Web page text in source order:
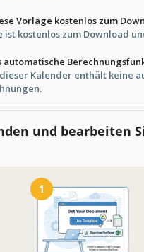
Vorlage kostenlos zum
ist kostenlos zum Download
automatische
Kalender enthält keine
und bearbeiten
1